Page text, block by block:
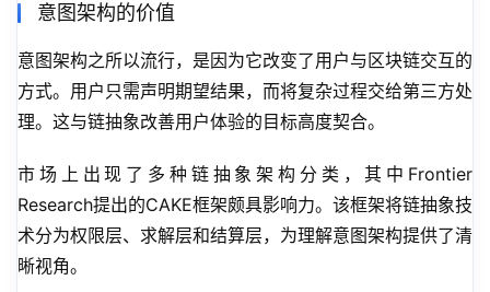
意图架构的价值
意图架构之所以流行，是因为它改变了用户与区块链交互的
方式。用户只需声明期望结果，而将复杂过程交给第三方处
理。这与链抽象改善用户体验的目标高度契合。
市场上出现了多种链抽象架构分类，其中Frontier
Research提出的CAKE框架颇具影响力。该框架将链抽象技
术分为权限层、求解层和结算层，为理解意图架构提供了清
晰视角。